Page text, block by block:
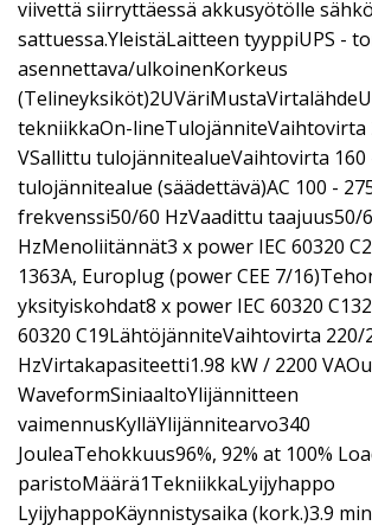
viivettä siirryttäessä akkusyötölle
sattuessa.YleistäLaitteen tyyppiUPS -
asennettava/ulkoinenKorkeus
tekniikkaOn-lineTulojänniteVaihtovirta
VSallittu tulojännitealueVaihtovirta 160
tulojännitealue (säädettävä)AC 100 -
frekvenssi50/60 HzVaadittu taajuus50/
HzMenoliitännät3 x power IEC 60320
1363A, Europlug (power CEE 7/
yksityiskohdat8 x power IEC 60320
60320 C19LähtöjänniteVaihtovirta 220/
HzVirtakapasiteetti1.98 kW / 2200
WaveformSiniaaltoYlijännitteen
vaimennusKylläYlijännitearvo340
JouleaTehokkuus96%, 92% at 100%
paristoMäärä1TekniikkaLyijyhappo
LyijyhappoKäynnistysaika (kork.)3.9